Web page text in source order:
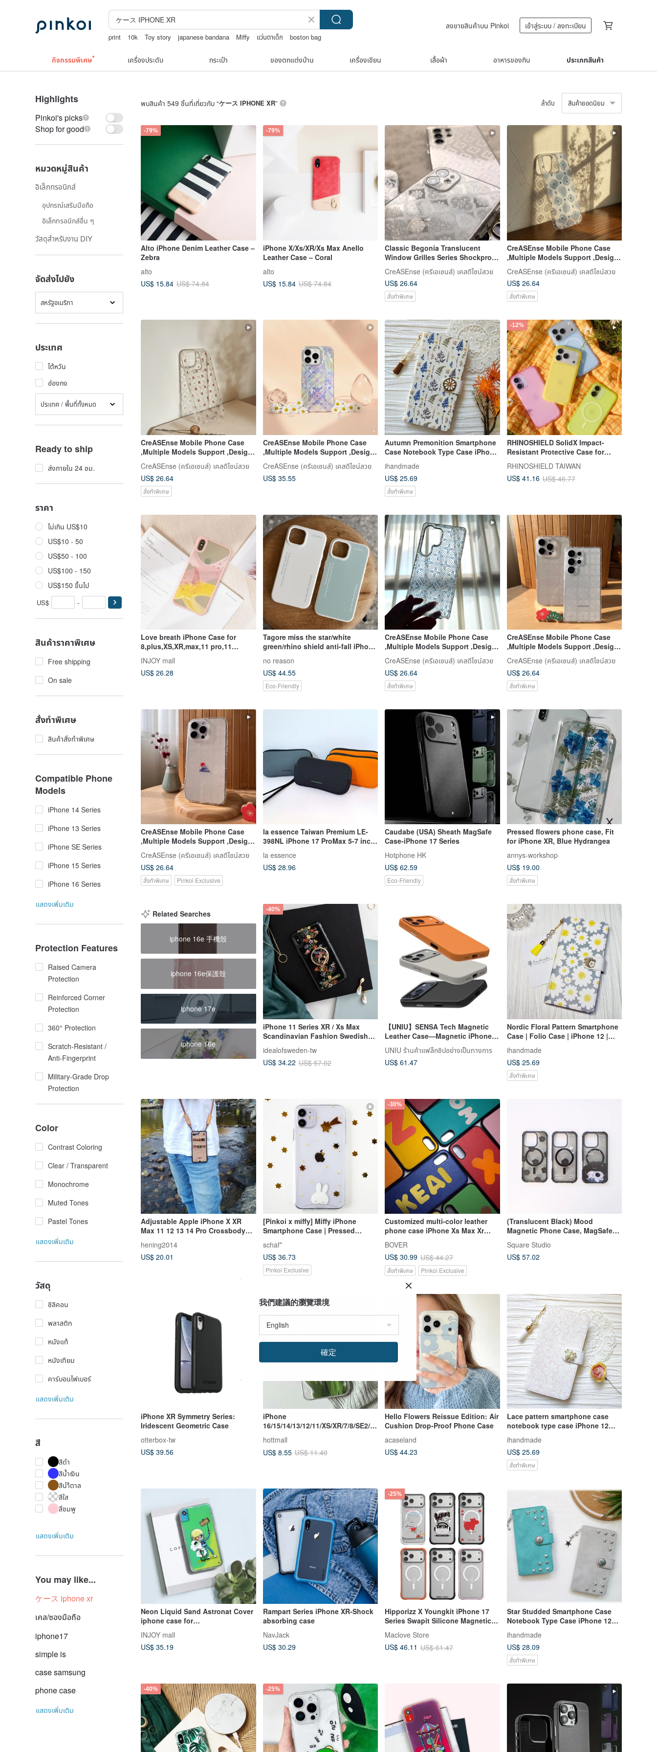
print 10k Toy story japanese bandana Miffy แว่นตาเด็ก
boston bag
ลงขายสินค้าบน Pinkoi เข้าสู่ระบบ / ลงทะเบียน
กิจกรรมพิเศษ เครื่องประดับ กระเป๋า ของตกแต่งบ้าน เครื่องเขียน เสื้อผ้า อาหารของกิน ประเภทสินค้า
Highlights
Pinkoi's picks
Shop for good
หมวดหมู่สินค้า
อิเล็กทรอนิกส์
อุปกรณ์เสริมมือถือ
อิเล็กทรอนิกส์อื่น ๆ
วัสดุสำหรับงาน DIY
จัดส่งไปยัง
สหรัฐอเมริกา
ประเทศ
ไต้หวัน
ฮ่องกง
ประเทศ / พื้นที่ทั้งหมด
Ready to ship
ส่งภายใน 24 ชม.
ราคา
ไม่เกิน US$10
US$10 - 50
US$50 - 100
US$100 - 150
US$150 ขึ้นไป
US$ -
สินค้าราคาพิเศษ
Free shipping
On sale
สั่งทำพิเศษ
สินค้าสั่งทำพิเศษ
Compatible Phone
Models
iPhone 14 Series
iPhone 13 Series
iPhone SE Series
iPhone 15 Series
iPhone 16 Series
แสดงเพิ่มเติม
Protection Features
Raised Camera
Protection
Reinforced Corner
Protection
360° Protection
Scratch-Resistant /
Anti-Fingerprint
Military-Grade Drop
Protection
Color
Contrast Coloring
Clear / Transparent
Monochrome
Muted Tones
Pastel Tones
แสดงเพิ่มเติม
วัสดุ
ซิลิคอน
พลาสติก
หนังแท้
หนังเทียม
คาร์บอนไฟเบอร์
แสดงเพิ่มเติม
สี
สีดำ
สีน้ำเงิน
สีนำ้ตาล
สีใส
สึชมพู
แสดงเพิ่มเติม
You may like...
ケース iphone xr
เคส/ซองมือถือ
iphone17
simple is
case samsung
phone case
แสดงเพิ่มเติม
พบสินค้า 549 ชิ้นที่เกี่ยวกับ “ケース IPHONE XR” ลำดับ สินค้ายอดนิยม
-79%
Alto iPhone Denim Leather Case –
Zebra
alto
US$ 15.84 US$ 74.84
-79%
iPhone X/Xs/XR/Xs Max Anello
Leather Case – Coral
alto
US$ 15.84 US$ 74.84
Classic Begonia Translucent
Window Grilles Series Shockproof
CreASEnse (ครีเอเซนส์) เคสดีไซน์สวย
US$ 26.64
สั่งทำพิเศษ
CreASEnse Mobile Phone Case
,Multiple Models Support ,Design
CreASEnse (ครีเอเซนส์) เคสดีไซน์สวย
US$ 26.64
สั่งทำพิเศษ
CreASEnse Mobile Phone Case
,Multiple Models Support ,Design
CreASEnse (ครีเอเซนส์) เคสดีไซน์สวย
US$ 26.64
สั่งทำพิเศษ
CreASEnse Mobile Phone Case
,Multiple Models Support ,Design
CreASEnse (ครีเอเซนส์) เคสดีไซน์สวย
US$ 35.55
Autumn Premonition Smartphone
Case Notebook Type Case iPhone
IV Galaxy S23 Android
ihandmade
US$ 25.69
สั่งทำพิเศษ
-12%
RHINOSHIELD SolidX Impact-
Resistant Protective Case for
RHINOSHIELD TAIWAN
US$ 41.16 US$ 46.77
Love breath iPhone Case for
8,plus,XS,XR,max,11 pro,11
max,SE3
INJOY mall
US$ 26.28
Tagore miss the star/white
green/rhino shield anti-fall iPhone
no reason
US$ 44.55
Eco-Friendly
CreASEnse Mobile Phone Case
,Multiple Models Support ,Design
and Made in TAIWAN
CreASEnse (ครีเอเซนส์) เคสดีไซน์สวย
US$ 26.64
สั่งทำพิเศษ
CreASEnse Mobile Phone Case
,Multiple Models Support ,Design
and Made in TAIWAN
CreASEnse (ครีเอเซนส์) เคสดีไซน์สวย
US$ 26.64
สั่งทำพิเศษ
CreASEnse Mobile Phone Case
,Multiple Models Support ,Design
and Made in TAIWAN
CreASEnse (ครีเอเซนส์) เคสดีไซน์สวย
US$ 26.64
สั่งทำพิเศษ Pinkoi Exclusive
la essence Taiwan Premium LE-
398NL iPhone 17 ProMax 5-7 inch
Phone Pouch
la essence
US$ 28.96
Caudabe (USA) Sheath MagSafe
Case-iPhone 17 Series
Hotphone HK
US$ 62.59
Eco-Friendly
Pressed flowers phone case, Fit
for iPhone XR, Blue Hydrangea
annys-workshop
US$ 19.00
สั่งทำพิเศษ
Related Searches
iphone 16e 手機殼
iphone 16e保護殼
iphone 17e
iphone 16e
-40%
iPhone 11 Series XR / Xs Max
Scandinavian Fashion Swedish
Black and Colorful
idealofsweden-tw
US$ 34.22 US$ 57.02
【UNIU】SENSA Tech Magnetic
Leather Case—Magnetic iPhone
17 Pro/Pro Max
UNIU ร้านค้าแฟล็กชิปอย่างเป็นทางการ
US$ 61.47
Nordic Floral Pattern Smartphone
Case | Folio Case | iPhone 12 |
IV | Galaxy S23 | Android
ihandmade
US$ 25.69
สั่งทำพิเศษ
Adjustable Apple iPhone X XR
Max 11 12 13 14 Pro Crossbody
Case
hening2014
US$ 20.01
[Pinkoi x miffy] Miffy iPhone
Smartphone Case | Pressed
Flowers and Stars / Compatible
with Smartphone Straps
schaf*
US$ 36.73
Pinkoi Exclusive
-30%
Customized multi-color leather
phone case iPhone Xs Max Xr
8Plus Huawei Samsung
BOVER
US$ 30.99 US$ 44.27
สั่งทำพิเศษ Pinkoi Exclusive
(Translucent Black) Mood
Magnetic Phone Case, MagSafe
Compatible Version, Protective
Case for iPhone 16 17
Square Studio
US$ 57.02
iPhone XR Symmetry Series:
Iridescent Geometric Case
otterbox-tw
US$ 39.56
-25%
iPhone
16/15/14/13/12/11/XS/XR/7/8/SE2/S
E3 Red tulip Transparent Phone
Case
hottmall
US$ 8.55 US$ 11.40
Hello Flowers Reissue Edition: Air
Cushion Drop-Proof Phone Case
acaseland
US$ 44.23
Lace pattern smartphone case
notebook type case iPhone 12
iPhone XR iPhone 11 Xperia 10 IV
Galaxy S23 Android
ihandmade
US$ 25.69
สั่งทำพิเศษ
Neon Liquid Sand Astronat Cover
iphone case for
INJOY mall
US$ 35.19
Rampart Series iPhone XR-Shock
absorbing case
NavJack
US$ 30.29
-25%
Hipporizz X Youngkit iPhone 17
Series Swapit Silicone Magnetic
Maclove Store
US$ 46.11 US$ 61.47
Star Studded Smartphone Case
Notebook Type Case iPhone 12
S23 Android
ihandmade
US$ 28.09
สั่งทำพิเศษ
-40% -25%
我們建議的瀏覽環境
確定